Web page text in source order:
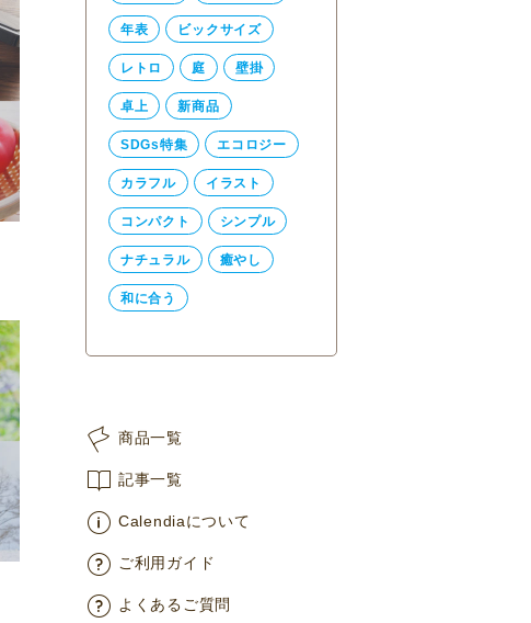
年表 ビックサイズ
レトロ 庭 壁掛
卓上 新商品
SDGs特集 エコロジー
カラフル イラスト
コンパクト シンプル
ナチュラル 癒やし
和に合う
商品一覧
記事一覧
Calendiaについて
ご利用ガイド
よくあるご質問